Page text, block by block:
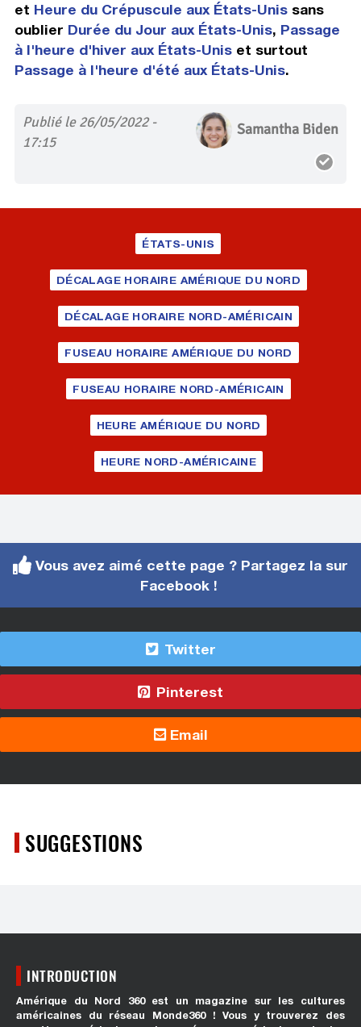
et Heure du Crépuscule aux États-Unissans
oublier Durée du Jour aux États-Unis, Passage
à l'heure d'hiver aux États-Uniset surtout
Passage à l'heure d'été aux États-Unis.
Publié le 26/05/2022 -
17:15
Samantha Biden
ÉTATS-UNIS
DÉCALAGE HORAIRE AMÉRIQUE DU NORD
DÉCALAGE HORAIRE NORD-AMÉRICAIN
FUSEAU HORAIRE AMÉRIQUE DU NORD
FUSEAU HORAIRE NORD-AMÉRICAIN
HEURE AMÉRIQUE DU NORD
HEURE NORD-AMÉRICAINE
Vous avez aimé cette page ? Partagez la sur
Facebook !
Twitter
Pinterest
Email
SUGGESTIONS
INTRODUCTION
Amérique du Nord 360 est un magazine sur les cultures
américaines du réseau Monde360 ! Vous y trouverez des